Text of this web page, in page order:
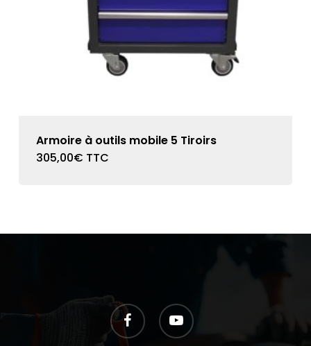
Armoire à outils mobile 5 Tiroirs
305,00€ TTC
facebook youtube